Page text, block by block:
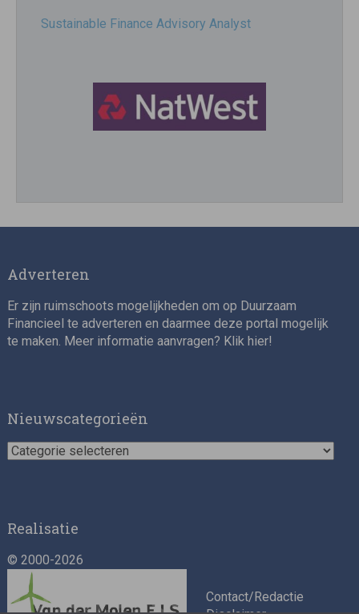
Sustainable Finance Advisory Analyst
Director, Impact Investing
Asset Management Internship – Responsible
Adverteren
Er zijn ruimschoots mogelijkheden om op Duurzaam
Financieel te adverteren en daarmee deze portal mogelijk
te maken. Meer informatie aanvragen? Klik hier!
Nieuwscategorieën
Nieuwscategorieën
Realisatie
© 2000-2026
Contact/Redactie